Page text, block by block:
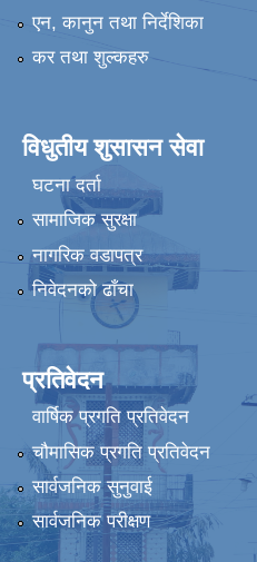
एन, कानुन तथा निर्देशिका
कर तथा शुल्कहरु
विधुतीय शुसासन सेवा
घटना दर्ता
सामाजिक सुरक्षा
नागरिक वडापत्र
निवेदनको ढाँचा
प्रतिवेदन
वार्षिक प्रगति प्रतिवेदन
चौमासिक प्रगति प्रतिवेदन
सार्वजनिक सुनुवाई
सार्वजनिक परीक्षण